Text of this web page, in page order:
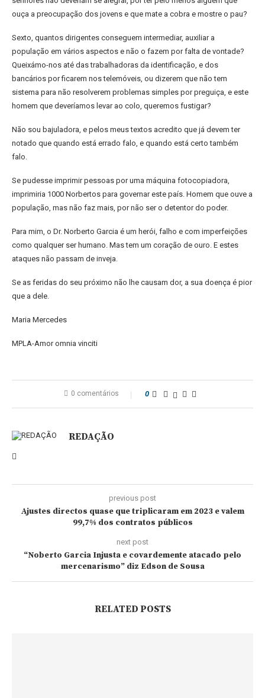
ouça a preocupação dos jovens e que mate a cobra e mostre o pau?
Sexto, quantos dirigentes conseguem intermediar, auxiliar a
população em vários aspectos e não o fazem por falta de vontade?
Queixámo-nos até das trabalhadoras da identificação, e dos
bancários por ficarem nos telemóveis, ou dizerem que não tem
sistema para não resolverem problemas simples por preguiça, e este
homem que deveríamos levar ao colo, queremos fustigar?
Não sou bajuladora, e pelos meus textos acredito que já devem ter
notado que quando está errado falo, e quando está certo também
falo.
Se pudesse imprimir pessoas por uma máquina fotocopiadora,
imprimiria 1000 Norbertos para governar este país. Homem que ouve a
população, mas não faz mais, por não ser o detentor do poder.
Para mim, o Dr. Norberto Garcia é um herói, falho e com imperfeições
como qualquer ser humano. Mas tem um coração de ouro. E estes
ataques não passam de inveja.
Se as feridas do seu próximo não lhe causam dor, a sua doença é pior
que a dele.
Maria Mercedes
MPLA-Amor omnia vinciti
0 comentários 0
REDAÇÃO
previous post
Ajustes directos quase que triplicaram em 2023 e valem
99,7% dos contratos públicos
next post
“Noberto Garcia Injusta e covardemente atacado pelo
mercenarismo” diz Edson de Sousa
RELATED POSTS